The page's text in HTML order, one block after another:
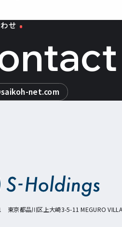
せ
net.com
東京都品川区上大崎3-5-11 MEGURO